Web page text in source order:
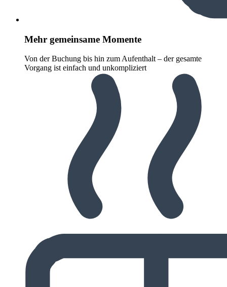
Mehr gemeinsame Momente
Von der Buchung bis hin zum Aufenthalt – der gesamte
Vorgang ist einfach und unkompliziert